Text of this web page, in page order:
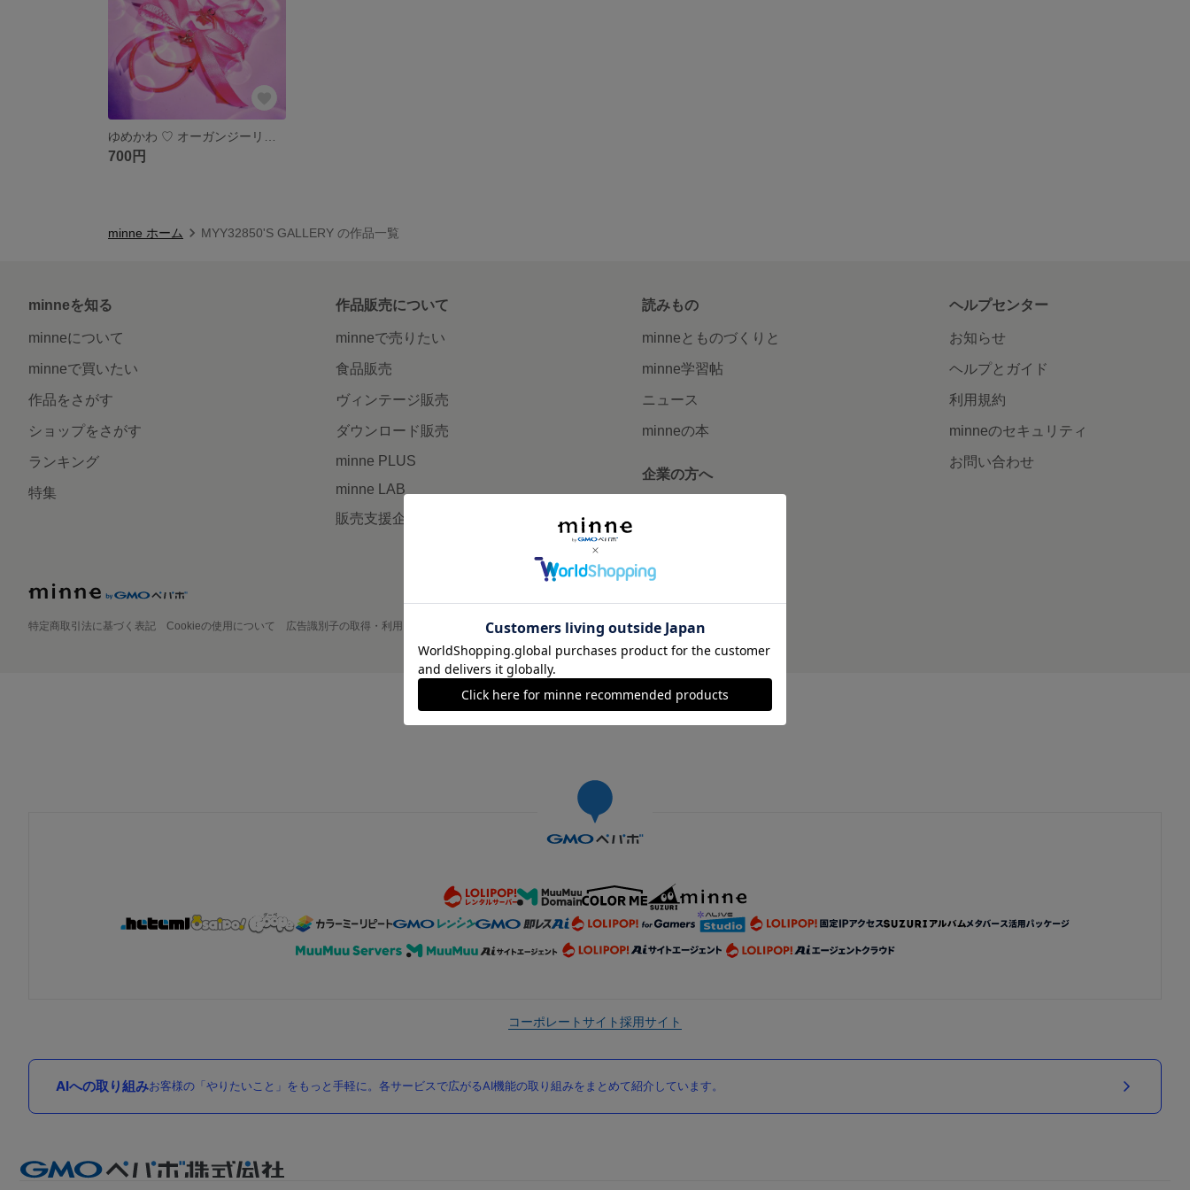
700円
minne ホーム MYY32850'S GALLERY の作品一覧
minneを知る
minneについて
minneで買いたい
作品をさがす
ショップをさがす
ランキング
特集
作品販売について
minneで売りたい
食品販売
ヴィンテージ販売
ダウンロード販売
minne PLUS
minne LAB
販売支援企画・イベント
読みもの
minneとものづくりと
minne学習帖
ニュース
minneの本
企業の方へ
ヘルプセンター
お知らせ
ヘルプとガイド
利用規約
minneのセキュリティ
お問い合わせ
特定商取引法に基づく表記 Cookieの使用について 広告識別子の取得・利用 プライバシーポリシー 会社概要 採用情報 メディアキット
©GMO Pepabo, Inc. All rights reserved.
コーポレートサイト採用サイト
AIへの取り組みお客様の「やりたいこと」をもっと手軽に。各サービスで広がるAI機能の取り組みをまとめて紹介しています。